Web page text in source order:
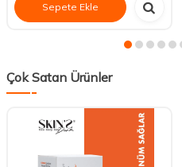
Sepete Ekle
Çok Satan Ürünler